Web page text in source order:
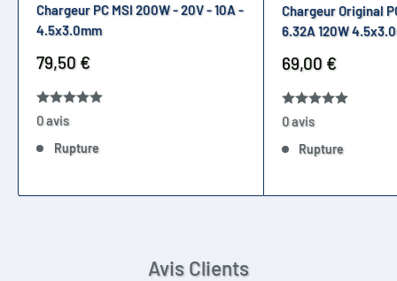
Chargeur PC MSI 200W - 20V - 10A -
4.5x3.0mm
Prix
réduit
79,50 €
0 avis
Rupture
Chargeur Original
6.32A 120W
Prix
réduit
69,00 €
0 avis
Rupture
Avis Clients